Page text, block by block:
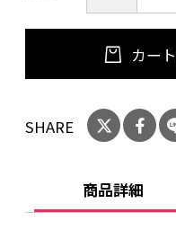
3.英勲 純米酒
商品名(かな):えいく
品目:日本酒 内容
合:60% アルコール
カー
SHARE
商品詳細